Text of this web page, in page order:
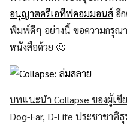
อนุญาตครีเอทีฟคอมมอนส์อี
พิมพ์ดีๆ อย่างนี้ ขอความกรุณ
หนังสือด้วย 🙂
บทแนะนำ Collapse ของผู้เขี
Dog-Ear, D-Life ประชาชาติ